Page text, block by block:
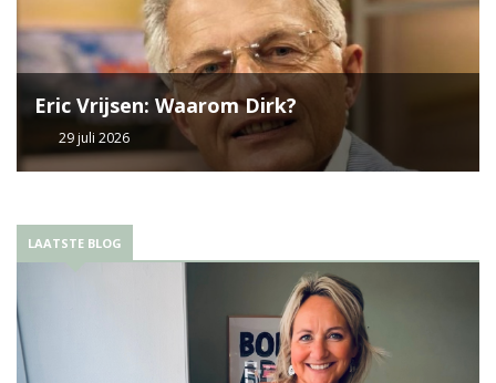
Eric Vrijsen: Waarom Dirk?
29 juli 2026
LAATSTE BLOG